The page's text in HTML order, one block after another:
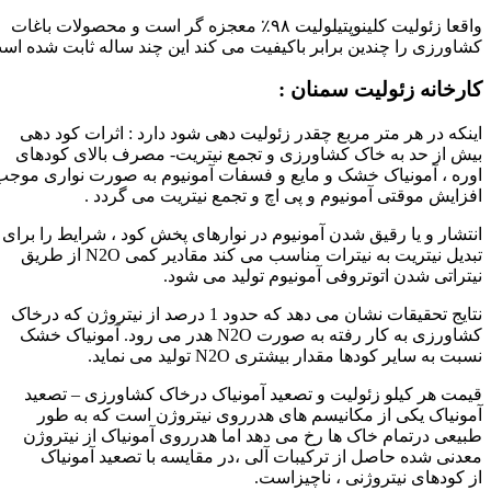
واقعا زئولیت کلینوپتیلولیت ۹۸٪ معجزه گر است و محصولات باغات
کشاورزی را چندین برابر باکیفیت می کند این چند ساله ثابت شده
کارخانه زئولیت سمنان :
اینکه در هر متر مربع چقدر زئولیت دهی شود دارد : اثرات کود دهی
بیش از حد به خاک کشاورزی و تجمع نیتریت- مصرف بالای کودهای
اوره ، آمونیاک خشک و مایع و فسفات آمونیوم به صورت نواری
افزایش موقتی آمونیوم و پی اچ و تجمع نیتریت می گردد .
انتشار و یا رقیق شدن آمونیوم در نوارهای پخش کود ، شرایط را برای
تبدیل نیتریت به نیترات مناسب می کند مقادیر کمی N2O از طریق
نیتراتی شدن اتوتروفی آمونیوم تولید می شود.
نتایج تحقیقات نشان می دهد که حدود 1 درصد از نیتروژن که درخاک
کشاورزی به کار رفته به صورت N2O هدر می رود. آمونیاک خشک
نسبت به سایر کودها مقدار بیشتری N2O تولید می نماید.
قیمت هر کیلو زئولیت و تصعید آمونیاک درخاک کشاورزی – تصعید
آمونیاک یکی از مکانیسم های هدرروی نیتروژن است که به طور
طبیعی درتمام خاک ها رخ می دهد اما هدرروی آمونیاک از نیتروژن
معدنی شده حاصل از ترکیبات آلی ،در مقایسه با تصعید آمونیاک
از کودهای نیتروژنی ، ناچیزاست.